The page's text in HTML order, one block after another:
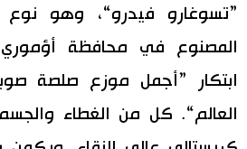
”تسوغارو فيدرو“، وهو نوع
المصنوع في محافظة
ابتكار ”أجمل موزع صلصة
العالم“. كل من الغطاء